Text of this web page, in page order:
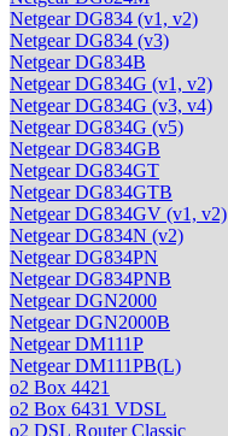
Netgear DG834 (v1, v2)
Netgear DG834 (v3)
Netgear DG834B
Netgear DG834G (v1, v2)
Netgear DG834G (v3, v4)
Netgear DG834G (v5)
Netgear DG834GB
Netgear DG834GT
Netgear DG834GTB
Netgear DG834GV (v1, v2)
Netgear DG834N (v2)
Netgear DG834PN
Netgear DG834PNB
Netgear DGN2000
Netgear DGN2000B
Netgear DM111P
Netgear DM111PB(L)
o2 Box 4421
o2 Box 6431 VDSL
o2 DSL Router Classic